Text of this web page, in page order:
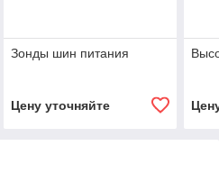
Зонды шин питания
Цену уточняйте